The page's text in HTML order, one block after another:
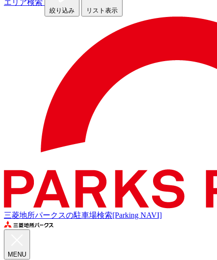
エリア検索
絞り込み リスト表示
三菱地所パークスの駐車場検索[Parking NAVI]
MENU